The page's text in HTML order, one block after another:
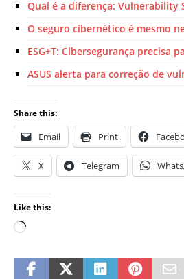
Qual é a diferença: Vulnerability
O seguro cibernético é mesmo
ESG+T: Cibersegurança precisa
ASUS alerta para correção de
Share this:
Email Print
X Telegram
Like this: